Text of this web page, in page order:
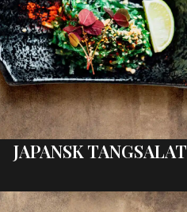
JAPANSK TANGSALAT